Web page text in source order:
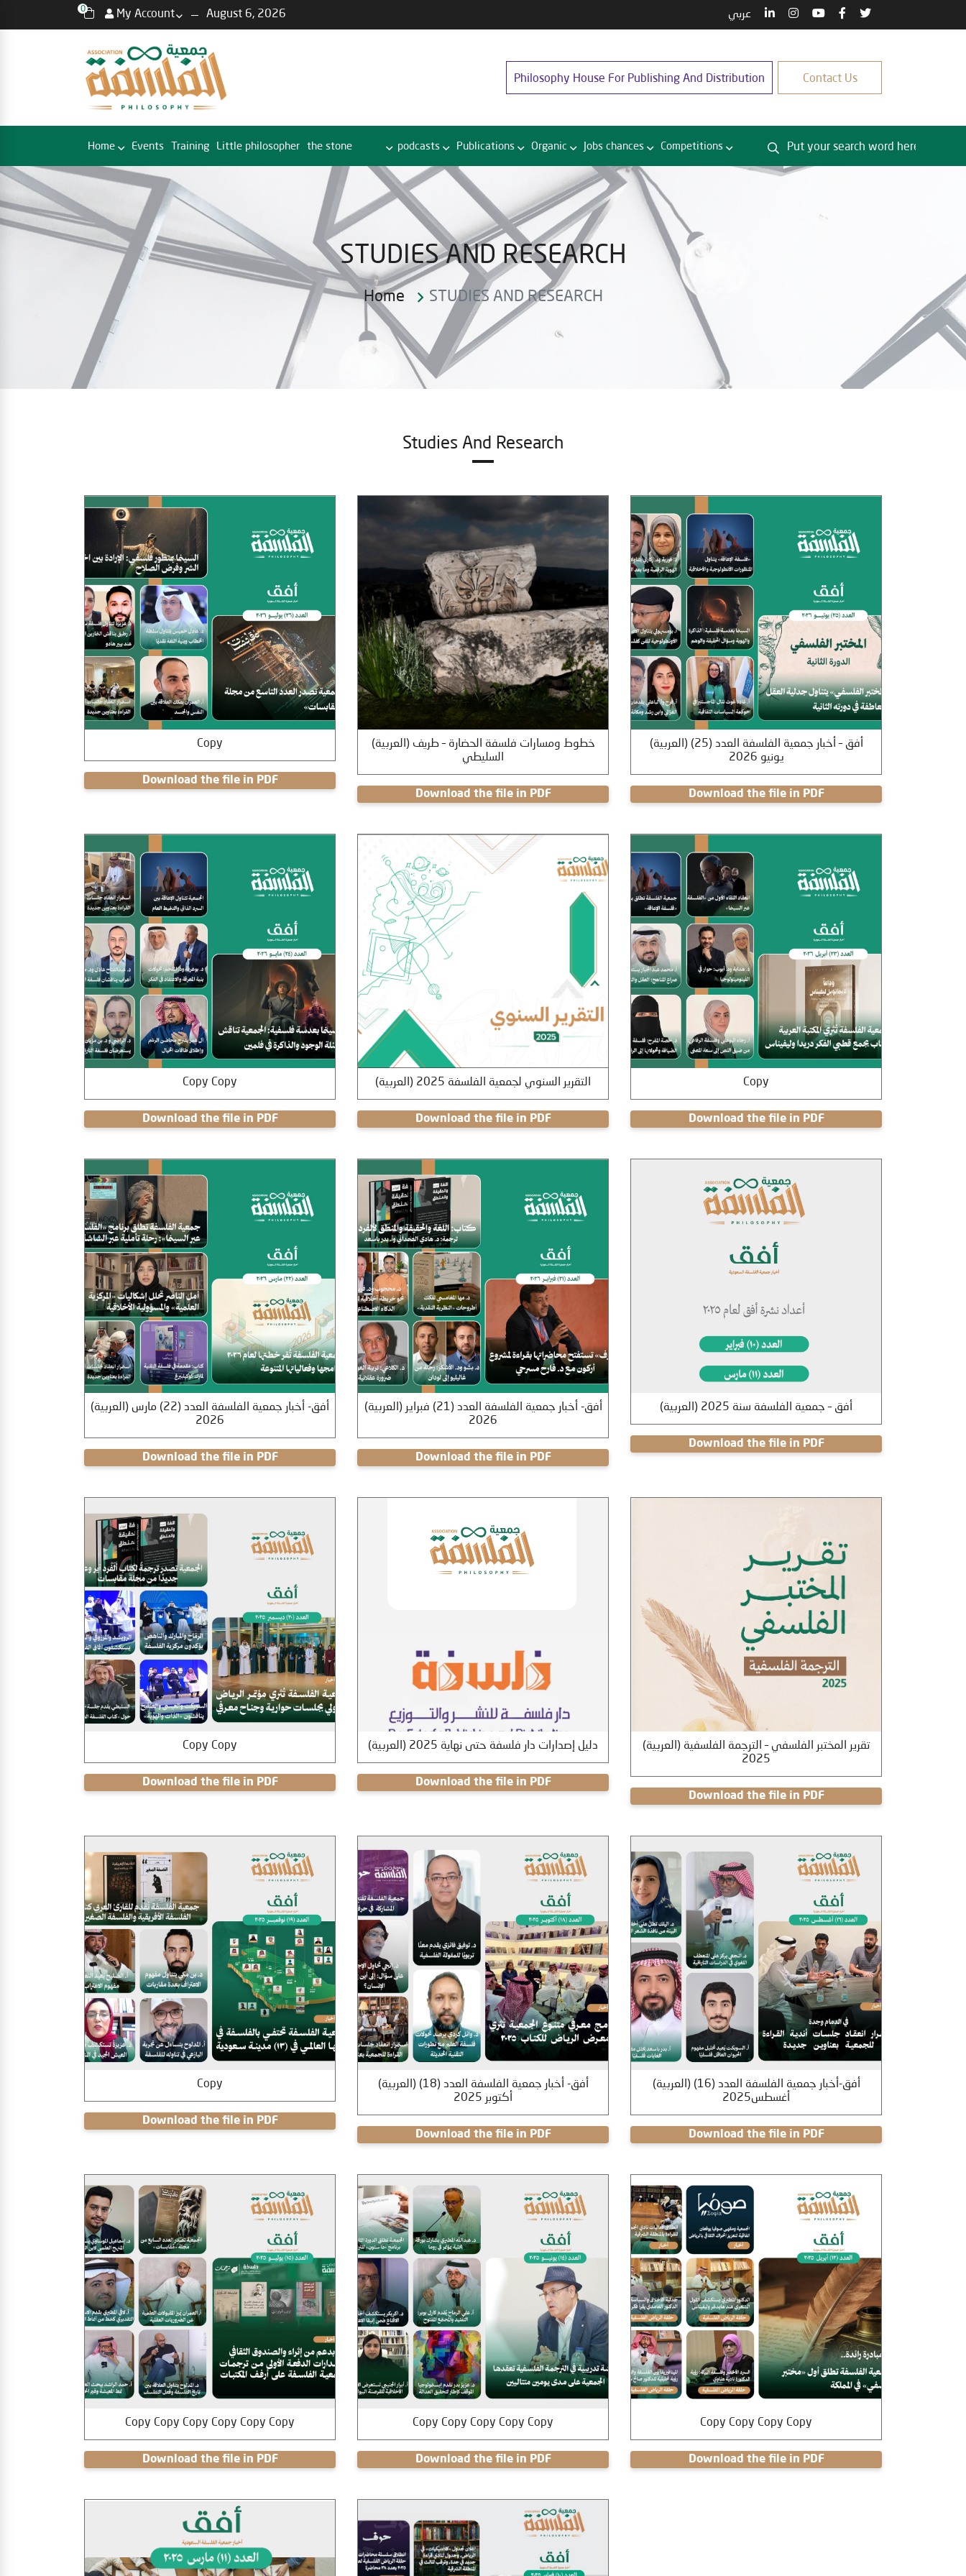
0 My Account August 6, 2026 عربي
Philosophy House For Publishing And Distribution Contact Us
Home Events Training Little philosopher the stone podcasts Publications Organic Jobs chances Competitions
STUDIES AND RESEARCH
Home STUDIES AND RESEARCH
Studies And Research
Copy
Download the file in PDF
(العربية) خطوط ومسارات فلسفة الحضارة – طريف
السليطي
Download the file in PDF
(العربية) أفق – أخبار جمعية الفلسفة العدد (25)
يونيو 2026
Download the file in PDF
Copy Copy
Download the file in PDF
(العربية) التقرير السنوي لجمعية الفلسفة 2025
Download the file in PDF
Copy
Download the file in PDF
(العربية) أفق- أخبار جمعية الفلسفة العدد (22) مارس
2026
Download the file in PDF
(العربية) أفق- أخبار جمعية الفلسفة العدد (21) فبراير
2026
Download the file in PDF
(العربية) أفق – جمعية الفلسفة سنة 2025
Download the file in PDF
Copy Copy
Download the file in PDF
(العربية) دليل إصدارات دار فلسفة حتى نهاية 2025
Download the file in PDF
(العربية) تقرير المختبر الفلسفي – الترجمة الفلسفية
2025
Download the file in PDF
Copy
Download the file in PDF
(العربية) أفق- أخبار جمعية الفلسفة العدد (18)
أكتوبر 2025
Download the file in PDF
(العربية) أفق-أخبار جمعية الفلسفة العدد (16)
أغسطس2025
Download the file in PDF
Copy Copy Copy Copy Copy Copy
Download the file in PDF
Copy Copy Copy Copy Copy
Download the file in PDF
Copy Copy Copy Copy
Download the file in PDF